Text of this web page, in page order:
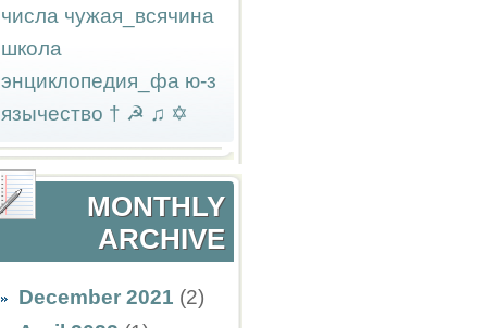
числа чужая_всячина
школа
энциклопедия_фа ю-з
язычество † ☭ ♫ ✡
MONTHLY
ARCHIVE
December 2021 (2)